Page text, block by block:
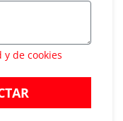
de cookies